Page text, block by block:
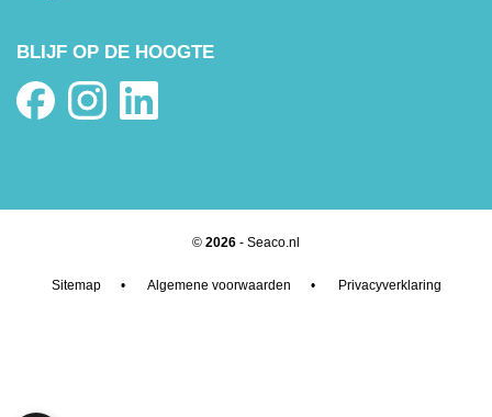
BLIJF OP DE HOOGTE
© 2026 - Seaco.nl
Sitemap• Algemene voorwaarden • Privacyverklaring